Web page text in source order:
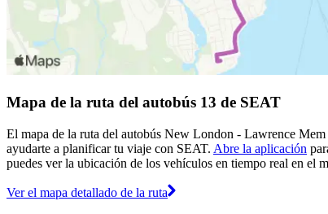
Mapa de la ruta del autobús 13 de SEAT
El mapa de la ruta del autobús New London - Lawrence
ayudarte a planificar tu viaje con SEAT. Abre la aplicación
puedes ver la ubicación de los vehículos en tiempo real en el
Ver el mapa detallado de la ruta